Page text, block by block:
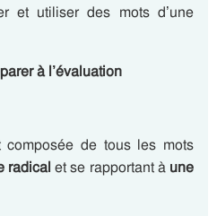
et utiliser des mots d’une
à l’évaluation
de tous les mots
radical et se rapportant à une